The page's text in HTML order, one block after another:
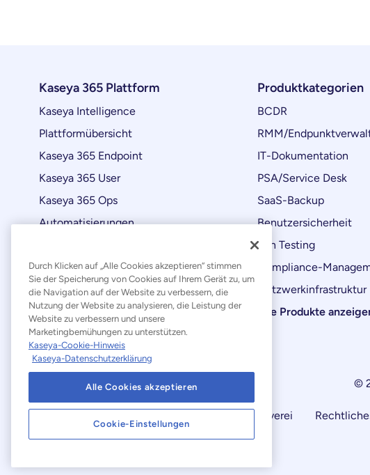
Kaseya 365 Plattform
Kaseya Intelligence
Plattformübersicht
Kaseya 365 Endpoint
Kaseya 365 User
Kaseya 365 Ops
Automatisierungen
Produktkategorien
BCDR
RMM/
IT-Dokumentation
PSA/Service Desk
SaaS-Backup
Benutzersicherheit
Pen Testing
Compliance-
Netzwerkinfrastruktur
Alle Produkte
©
Erklärung zur Bekämpfung moderner Sklaverei
Durch Klicken auf „Alle Cookies akzeptieren“ stimmen
Sie der Speicherung von Cookies auf Ihrem Gerät zu, um
die Navigation auf der Website zu verbessern, die
Nutzung der Website zu analysieren, die Leistung der
Website zu verbessern und unsere
Marketingbemühungen zu unterstützen.
Kaseya-Cookie-Hinweis
Kaseya-Datenschutzerklärung
Alle Cookies akzeptieren
Cookie-Einstellungen